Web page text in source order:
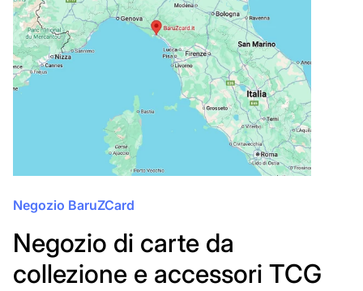
Negozio BaruZCard
Negozio di carte da
collezione e accessori TCG